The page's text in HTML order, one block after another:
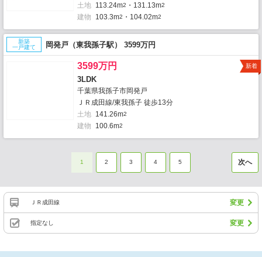
土地 113.24m2 ・131.13m2
建物 103.3m2 ・104.02m2
新築
一戸建て
岡発戸（東我孫子駅） 3599万円
3599万円
3LDK
千葉県我孫子市岡発戸
ＪＲ成田線/東我孫子 徒歩13分
土地 141.26m2
建物 100.6m2
新着
1 2 3 4 5 次へ
ＪＲ成田線 変更
指定なし 変更